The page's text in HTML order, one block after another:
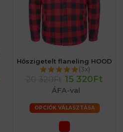
Hőszigetelt flaneling HOOD
(3x)
15 320Ft
ÁFA-val
OPCIÓK VÁLASZTÁSA